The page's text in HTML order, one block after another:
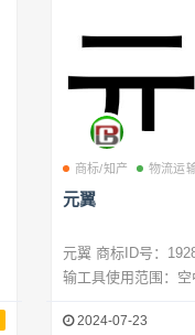
商标/知产 物流运
元翼
元翼 商标ID号：1928381所属类别：第12类-运
输工具使用范围：空
具,婴儿车,雪橇（运
2024-07-23